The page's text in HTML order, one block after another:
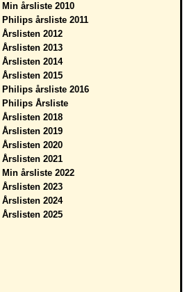
Min årsliste 2010
Philips årsliste 2011
Årslisten 2012
Årslisten 2013
Årslisten 2014
Årslisten 2015
Philips årsliste 2016
Philips Årsliste
Årslisten 2018
Årslisten 2019
Årslisten 2020
Årslisten 2021
Min årsliste 2022
Årslisten 2023
Årslisten 2024
Årslisten 2025